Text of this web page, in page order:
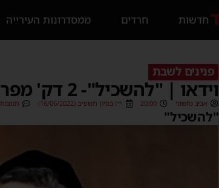
חדשות חרדים ממסדרונות העירייה
פנינים לשבת
וידאו | "להשכיל"- 2 דק' מפרשת השבוע עם הרב אלירז פרץ שליט"א
אביב נחשוני 20:00 י״ז בסיון תשפ״ב (16/06/2022) תגובות
"להשכיל"